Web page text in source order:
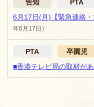
告知 PTA
6月17日(月)【緊急連絡
年6月17日）
PTA 卒園児
■香港テレビ局の取材があ